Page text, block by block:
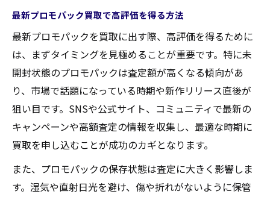
最新プロモパック買取で高評価を得る方法
最新プロモパックを買取に出す際、高評価を得るために
は、まずタイミングを見極めることが重要です。特に未
開封状態のプロモパックは査定額が高くなる傾向があ
り、市場で話題になっている時期や新作リリース直後が
狙い目です。SNSや公式サイト、コミュニティで最新の
キャンペーンや高額査定の情報を収集し、最適な時期に
買取を申し込むことが成功のカギとなります。
また、プロモパックの保存状態は査定に大きく影響しま
す。湿気や直射日光を避け、傷や折れがないように保管